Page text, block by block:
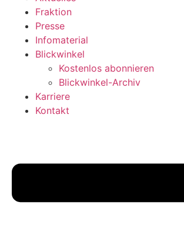
Fraktion
Presse
Infomaterial
Blickwinkel
Kostenlos abonnieren
Blickwinkel-Archiv
Karriere
Kontakt